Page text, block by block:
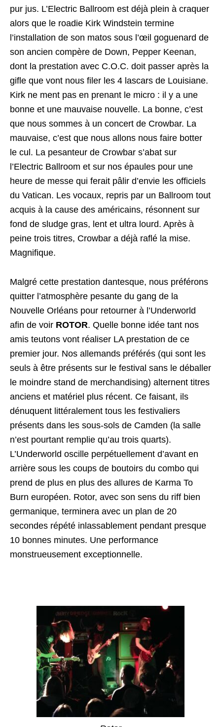
pur jus. L’Electric Ballroom est déjà plein à craquer
alors que le roadie Kirk Windstein termine
l’installation de son matos sous l’œil goguenard de
son ancien compère de Down, Pepper Keenan,
dont la prestation avec C.O.C. doit passer après la
gifle que vont nous filer les 4 lascars de Louisiane.
Kirk ne ment pas en prenant le micro : il y a une
bonne et une mauvaise nouvelle. La bonne, c’est
que nous sommes à un concert de Crowbar. La
mauvaise, c’est que nous allons nous faire botter
le cul. La pesanteur de Crowbar s’abat sur
l’Electric Ballroom et sur nos épaules pour une
heure de messe qui ferait pâlir d’envie les officiels
du Vatican. Les vocaux, repris par un Ballroom tout
acquis à la cause des américains, résonnent sur
fond de sludge gras, lent et ultra lourd. Après à
peine trois titres, Crowbar a déjà raflé la mise.
Magnifique.
Malgré cette prestation dantesque, nous préférons
quitter l’atmosphère pesante du gang de la
Nouvelle Orléans pour retourner à l’Underworld
afin de voir ROTOR. Quelle bonne idée tant nos
amis teutons vont réaliser LA prestation de ce
premier jour. Nos allemands préférés (qui sont les
seuls à être présents sur le festival sans le déballer
le moindre stand de merchandising) alternent titres
anciens et matériel plus récent. Ce faisant, ils
dénuquent littéralement tous les festivaliers
présents dans les sous-sols de Camden (la salle
n’est pourtant remplie qu’au trois quarts).
L’Underworld oscille perpétuellement d’avant en
arrière sous les coups de boutoirs du combo qui
prend de plus en plus des allures de Karma To
Burn européen. Rotor, avec son sens du riff bien
germanique, terminera avec un plan de 20
secondes répété inlassablement pendant presque
10 bonnes minutes. Une performance
monstrueusement exceptionnelle.